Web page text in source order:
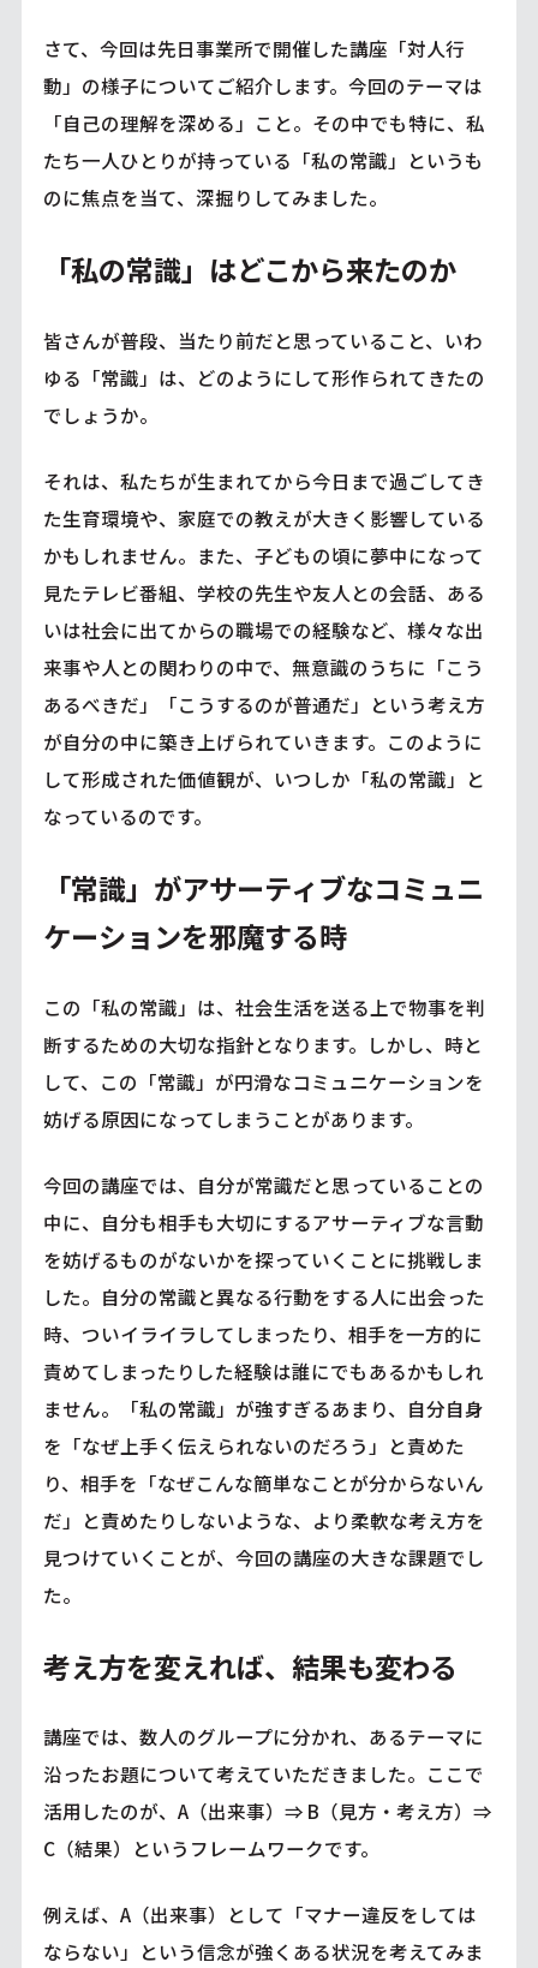
さて、今回は先日事業所で開催した講座「対人行
動」の様子についてご紹介します。今回のテーマは
「自己の理解を深める」こと。その中でも特に、私
たち一人ひとりが持っている「私の常識」というも
のに焦点を当て、深掘りしてみました。
「私の常識」はどこから来たのか
皆さんが普段、当たり前だと思っていること、いわ
ゆる「常識」は、どのようにして形作られてきたの
でしょうか。
それは、私たちが生まれてから今日まで過ごしてき
た生育環境や、家庭での教えが大きく影響している
かもしれません。また、子どもの頃に夢中になって
見たテレビ番組、学校の先生や友人との会話、ある
いは社会に出てからの職場での経験など、様々な出
来事や人との関わりの中で、無意識のうちに「こう
あるべきだ」「こうするのが普通だ」という考え方
が自分の中に築き上げられていきます。このように
して形成された価値観が、いつしか「私の常識」と
なっているのです。
「常識」がアサーティブなコミュニ
ケーションを邪魔する時
この「私の常識」は、社会生活を送る上で物事を判
断するための大切な指針となります。しかし、時と
して、この「常識」が円滑なコミュニケーションを
妨げる原因になってしまうことがあります。
今回の講座では、自分が常識だと思っていることの
中に、自分も相手も大切にするアサーティブな言動
を妨げるものがないかを探っていくことに挑戦しま
した。自分の常識と異なる行動をする人に出会った
時、ついイライラしてしまったり、相手を一方的に
責めてしまったりした経験は誰にでもあるかもしれ
ません。「私の常識」が強すぎるあまり、自分自身
を「なぜ上手く伝えられないのだろう」と責めた
り、相手を「なぜこんな簡単なことが分からないん
だ」と責めたりしないような、より柔軟な考え方を
見つけていくことが、今回の講座の大きな課題でし
た。
考え方を変えれば、結果も変わる
講座では、数人のグループに分かれ、あるテーマに
沿ったお題について考えていただきました。ここで
活用したのが、A（出来事）⇒ B（見方・考え方）⇒
C（結果）というフレームワークです。
例えば、A（出来事）として「マナー違反をしては
ならない」という信念が強くある状況を考えてみま